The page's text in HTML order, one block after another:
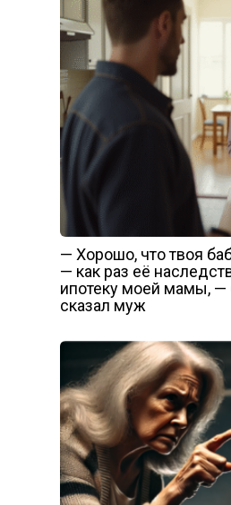
— Хорошо, что твоя
— как раз её
ипотеку моей мамы, —
сказал муж